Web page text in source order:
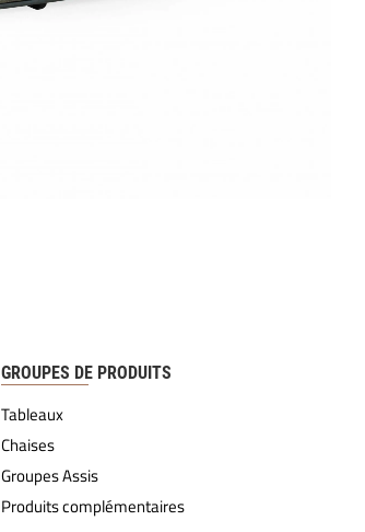
GROUPES DE PRODUITS
Tableaux
Chaises
Groupes Assis
Produits complémentaires